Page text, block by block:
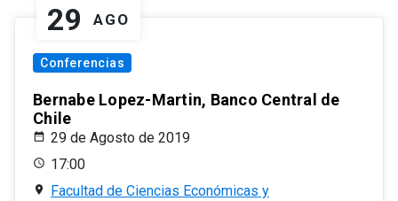
29 AGO
Conferencias
Bernabe Lopez-Martin, Banco Central de
Chile
29 de Agosto de 2019
17:00
Facultad de Ciencias Económicas y